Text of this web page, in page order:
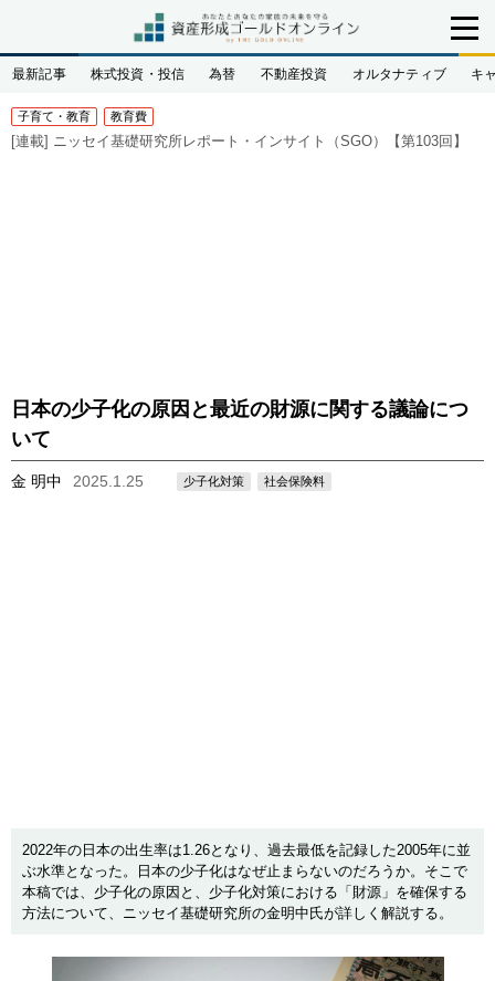
最新記事 株式投資・投信 為替 不動産投資 オルタナティブ キ
子育て・教育 教育費
[連載] ニッセイ基礎研究所レポート・インサイト（SGO）【第103回】
日本の少子化の原因と最近の財源に関する議論につ
いて
金 明中 2025.1.25 少子化対策 社会保険料
2022年の日本の出生率は1.26となり、過去最低を記録した2005年に並
ぶ水準となった。日本の少子化はなぜ止まらないのだろうか。そこで
本稿では、少子化の原因と、少子化対策における「財源」を確保する
方法について、ニッセイ基礎研究所の金明中氏が詳しく解説する。